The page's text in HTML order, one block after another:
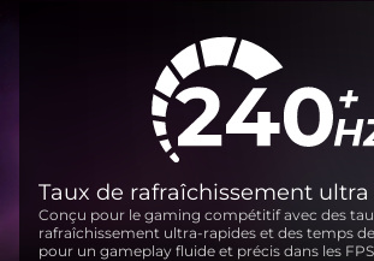
Taux de rafraîchissement ultra
Conçu pour le gaming compétitif avec des
rafraîchissement ultra-rapides et des temps
pour un gameplay fluide et précis dans les FPS